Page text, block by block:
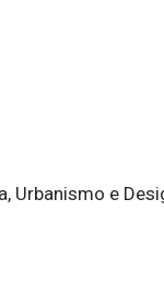
Urbanismo e